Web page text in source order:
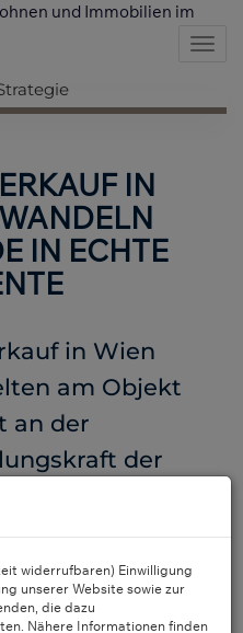
IN
IN ECHTE
in Wien
am Objekt
an der
der
oder eine
widerrufbaren) Einwilligung
unserer Website sowie zur
die dazu
Nähere Informationen finden